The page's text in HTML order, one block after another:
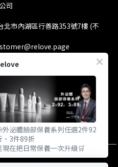
司
北市內湖區行善路353號7樓 (不
五 10:30~18:30
pr@relove.page
外泌體臉部保養系列任選2件92
、3件89折
現在把日常保養一次升級🛒